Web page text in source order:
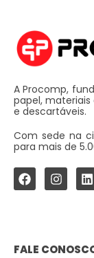
A Procomp,
papel,
e descartáveis.
Com sede na
para mais de
FALE